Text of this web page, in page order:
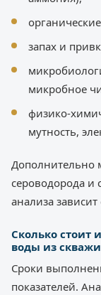
запах и
микробное
физико-
мутность,
Дополнительно
сероводорода и
анализа
Сколько стоит
воды из
Сроки
показателей.